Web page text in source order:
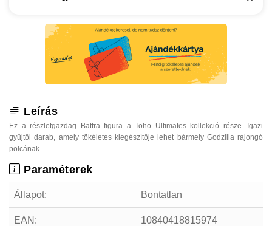
Leírás
Ez a részletgazdag Battra figura a Toho Ultimates kollekció része. Igazi
gyűjtői darab, amely tökéletes kiegészítője lehet bármely Godzilla rajongó
polcának.
Paraméterek
Állapot: Bontatlan
EAN: 10840418815974